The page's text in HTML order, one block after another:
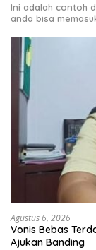
Ini adalah contoh
anda bisa
Agustus 6, 2026
Vonis Bebas
Ajukan Banding